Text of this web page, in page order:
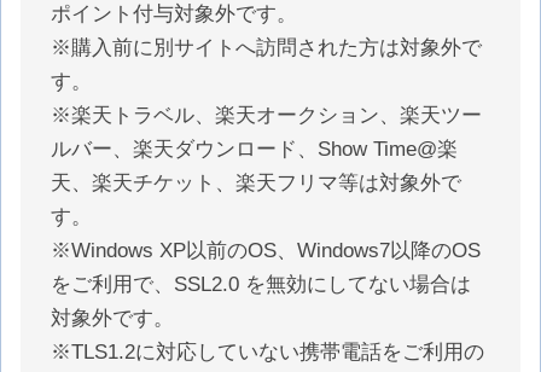
ポイント付与対象外です。
※購入前に別サイトへ訪問された方は対象外で
す。
※楽天トラベル、楽天オークション、楽天ツー
ルバー、楽天ダウンロード、Show Time@楽
天、楽天チケット、楽天フリマ等は対象外で
す。
※Windows XP以前のOS、Windows7以降のOS
をご利用で、SSL2.0 を無効にしてない場合は
対象外です。
※TLS1.2に対応していない携帯電話をご利用の